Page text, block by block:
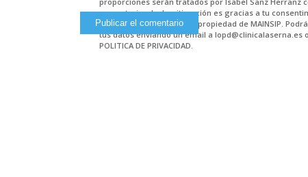
comentarios. La Legitimación es gracias a tu
plataforma de hosting en propiedad de MAINSIP.
tus datos enviando un email a
POLITICA DE PRIVACIDAD.